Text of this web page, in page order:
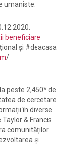
umaniste.
beneficiare
și #deacasa
/
peste 2,450* de
de cercetare
în diverse
& Francis
comunităților
și